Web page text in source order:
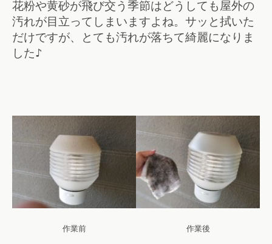
花粉や黄砂が飛び交う季節はどうしても屋外の
汚れが目立ってしまいますよね。サッと拭いた
だけですが、とても汚れが落ちて綺麗になりま
した♪
作業前 作業後